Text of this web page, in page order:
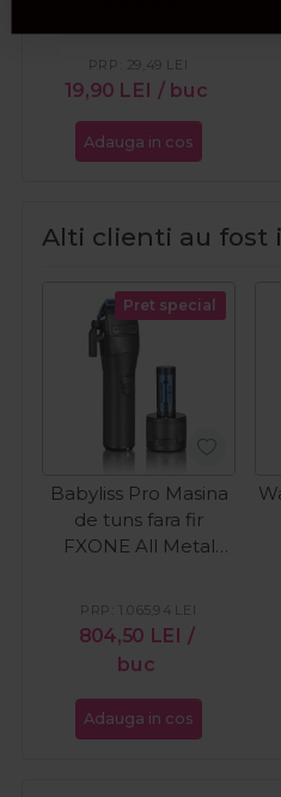
19,90 LEI / buc
PRP: 29,49 LEI
Adauga in cos
Alti clienti au fost
Pret special
Babyliss Pro Masina
de tuns fara fir
FXONE All Metal
804,50 LEI /
buc
PRP: 1.065,94 LEI
Adauga in cos